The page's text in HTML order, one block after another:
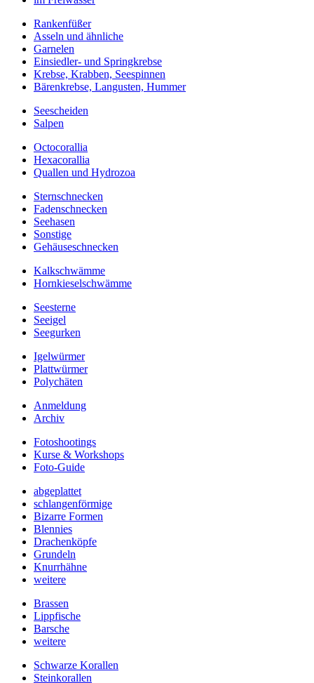
Rankenfüßer
Asseln und ähnliche
Garnelen
Einsiedler- und Springkrebse
Krebse, Krabben, Seespinnen
Bärenkrebse, Langusten, Hummer
Seescheiden
Salpen
Octocorallia
Hexacorallia
Quallen und Hydrozoa
Sternschnecken
Fadenschnecken
Seehasen
Sonstige
Gehäuseschnecken
Kalkschwämme
Hornkieselschwämme
Seesterne
Seeigel
Seegurken
Igelwürmer
Plattwürmer
Polychäten
Anmeldung
Archiv
Fotoshootings
Kurse & Workshops
Foto-Guide
abgeplattet
schlangenförmige
Bizarre Formen
Blennies
Drachenköpfe
Grundeln
Knurrhähne
weitere
Brassen
Lippfische
Barsche
weitere
Schwarze Korallen
Steinkorallen